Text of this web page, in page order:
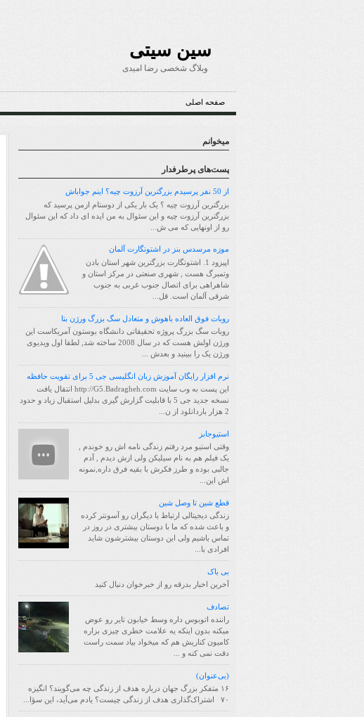
سین سیتی
وبلاگ شخصی رضا امیدی
صفحه اصلی
میخوانم
پست‌های پرطرفدار
از 50 نفر پرسیدم بزرگترین آرزوت چیه؟ اینم جواباش
بزرگترین آرزوت چیه ؟ یک بار یکی از دوستام ازمن پرسید که
بزرگترین آرزوت چیه و این سئوال به من ایده ای داد که این سئوال
رو از اونهایی که می ش...
موزه مرسدس بنز در اشتوتگارت آلمان
اپیزود 1. اشتوتگارت بزرگترین شهر استان بادن
وتمبرگ هست , شهری صنعتی در مرکز استان و
شاهراهی برای اتصال جنوب غربی به جنوب
شرقی آلمان است. قل...
روبات فوق العاده باهوش و متعادل سگ بزرگ ورژن بتا
روبات سگ بزرگ پروژه تحقیقاتی دانشگاه بوستون آمریکاست این
ورژن اولش هست که در سال 2008 ساخته شد, لطفا اول ویدیوی
ورژن یک را ببینید و بعدش ...
نرم افزار رایگان آموزش زبان انگلیسی جی 5 برای تقویت حافظه
این پست به وب سایت http://G5.Badragheh.com انتقال یافت
نسخه جدید جی 5 با قابلیت گزارش گیری بدلیل استقبال زیاد و حدود
2 هزار باردانلود از ن...
استیوجابز
وقتی استیو مرد رفتم زندگی نامه اش رو خوندم ,
یک فیلم هم به نام سیلیکن ولی ازش دیدم , آدم
جالبی بوده و طرز فکرش با بقیه فرق داره,نمونه
اش این...
قطع شین تا وصل شین
زندگی دیجیتالی ارتباط با دیگران رو آسونتر کرده
و باعث شده که ما با دوستان بیشتری در روز در
تماس باشیم ولی این دوستان بیشترشون شاید
افرادی با...
بی باک
آخرین اخبار بدرقه رو از خبرخوان دنبال کنید
تصادف
راننده اتوبوس داره وسط خیابون تایر رو عوض
میکنه بدون اینکه یه علامت خطری چیزی بزاره
کامیون کناریش هم که میخواد بیاد سمت راست
دقت نمی کنه و ...
(بی‌عنوان)
۱۶ متفکر بزرگ جهان درباره هدف از زندگی چه می‌گویند؟ انگیزه
۷۰ اشتراک‌گذاری هدف از زندگی چیست؟ یادم می‌آید، این سؤا...